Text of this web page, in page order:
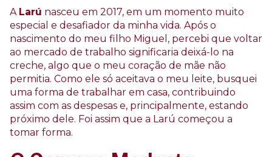
A Larú nasceu em 2017, em um momento muito
especial e desafiador da minha vida. Após o
nascimento do meu filho Miguel, percebi que voltar
ao mercado de trabalho significaria deixá-lo na
creche, algo que o meu coração de mãe não
permitia. Como ele só aceitava o meu leite, busquei
uma forma de trabalhar em casa, contribuindo
assim com as despesas e, principalmente, estando
próximo dele. Foi assim que a Larú começou a
tomar forma.